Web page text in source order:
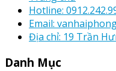
Hotline:
Email:
Địa chỉ: 19 Trần
Danh Mục